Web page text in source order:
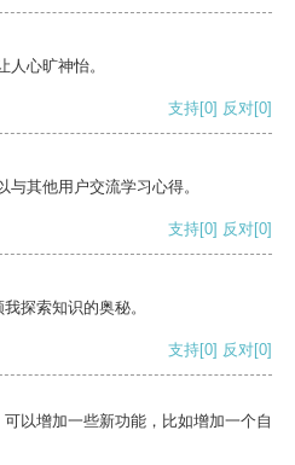
心旷神怡。
支持[0] 反对[0]
其他用户交流学习心得。
支持[0] 反对[0]
探索知识的奥秘。
支持[0] 反对[0]
以增加一些新功能，比如增加一个自